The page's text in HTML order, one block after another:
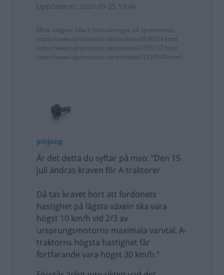
Uppdaterat: 2020-09-25 13:46
Mina tidigare bilars förbrukningar på spritmonitor..
https://www.spritmonitor.de/en/detail/836524.html
https://www.spritmonitor.de/en/detail/756137.html
https://www.spritmonitor.de/en/detail/1120549.html
pinjong
Är det detta du syftar på mso: "Den 15
juli ändras kraven för A-traktorer
Då tas kravet bort att fordonets
hastighet på lägsta växeln ska vara
högst 10 km/h vid 2/3 av
ursprungsmotorns maximala varvtal. A-
traktorns högsta hastighet får
fortfarande vara högst 30 km/h."